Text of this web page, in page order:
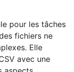
pour les tâches
fichiers ne
Elle
avec une